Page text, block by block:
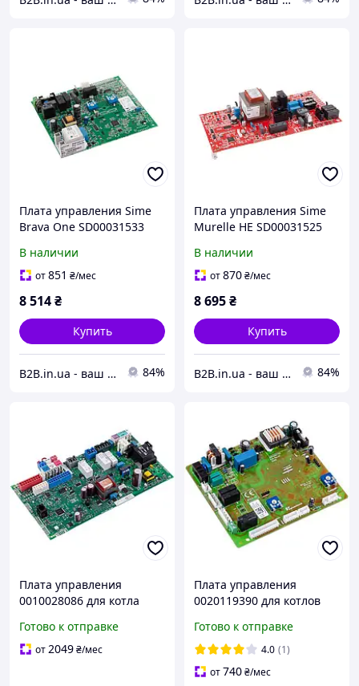
Плата управления Sime
Brava One SD00031533
нагрева и вентилятора.
В наличии
от851 ₴/мес
8 514₴
Купить
B2B.in.ua - ваш наджный партнер 84%
Плата управления Sime
Murelle HE SD00031525
нагрева и работы
системы.
В наличии
от870₴/мес
8 695₴
Купить
B2B.in.ua - ваш наджный партнер 84%
Плата управления
0010028086 для котла
0010028086 Плата
управления для котла
Готово к отправке
от2049₴/мес
Плата управления
0020119390 для котлов
HK28, Ягуар 24JTV
Готово к отправке
4.0 (1)
от740₴/мес